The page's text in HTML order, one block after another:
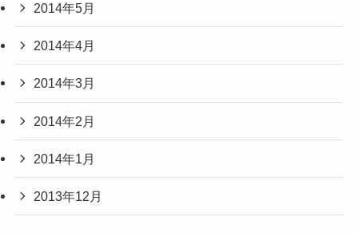
2014年5月
2014年4月
2014年3月
2014年2月
2014年1月
2013年12月